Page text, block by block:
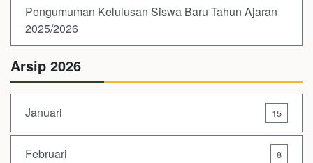
Pengumuman Kelulusan Siswa Baru Tahun Ajaran
2025/2026
Arsip 2026
Januari 15
Februari 8